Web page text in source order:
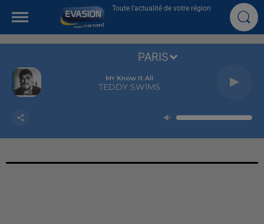
Toute l'actualité de votre région
Mr Know It All
TEDDY SWIMS
PARIS